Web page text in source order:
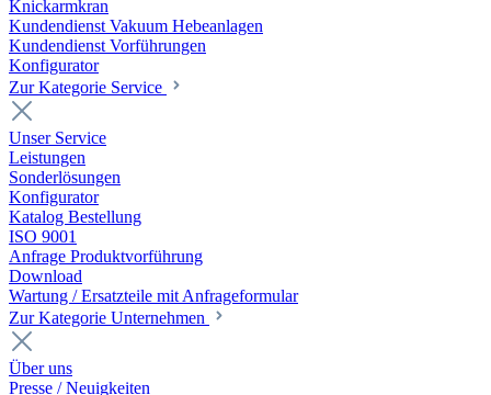
Knickarmkran
Kundendienst Vakuum Hebeanlagen
Kundendienst Vorführungen
Konfigurator
Zur Kategorie Service
Unser Service
Leistungen
Sonderlösungen
Konfigurator
Katalog Bestellung
ISO 9001
Anfrage Produktvorführung
Download
Wartung / Ersatzteile mit Anfrageformular
Zur Kategorie Unternehmen
Über uns
Presse / Neuigkeiten